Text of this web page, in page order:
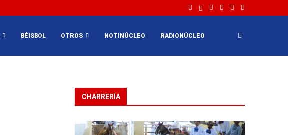
BÉISBOL OTROS NOTINÚCLEO RADIONÚCLEO
CHARRERÍA